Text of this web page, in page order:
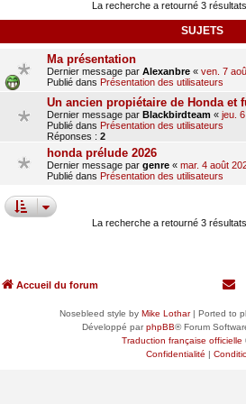
La recherche a retourné 3
SUJETS
Ma présentation
Dernier message par Alexanbre « ven. 7
Publié dans Présentation des utilisateurs
Un ancien propiétaire de Honda et
Dernier message par Blackbirdteam « jeu.
Publié dans Présentation des utilisateurs
Réponses : 2
honda prélude 2026
Dernier message par genre « mar. 4 août
Publié dans Présentation des utilisateurs
La recherche a retourné 3
Accueil du forum
Nosebleed style by Mike Lothar| Ported to
Développé parphpBB® Forum
Traduction française officielle
Confidentialité |